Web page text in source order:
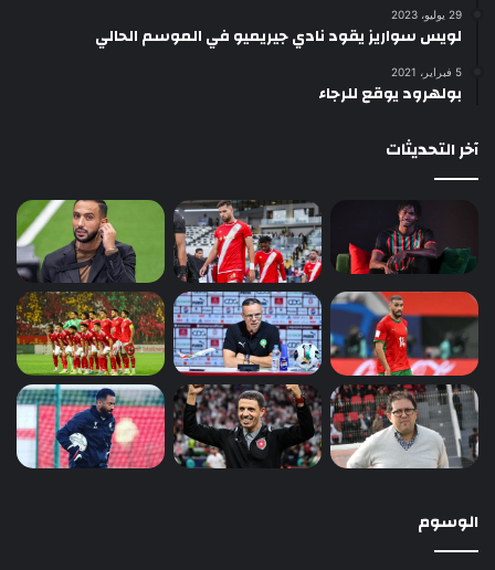
29 يوليو، 2023
لويس سواريز يقود نادي جيريميو في الموسم الحالي
5 فبراير، 2021
بولهرود يوقع للرجاء
آخر التحديثات
الوسوم